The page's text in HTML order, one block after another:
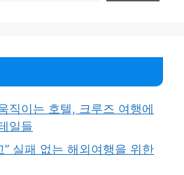
직이는 호텔, 크루즈 여행에
일들
” 실패 없는 해외여행을 위한